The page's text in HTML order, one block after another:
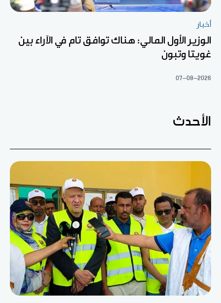
أخبار
الوزير الأول المالي: هناك توافق تام في الآراء بين
غويتا وتبون
07-08-2026
الأحدث